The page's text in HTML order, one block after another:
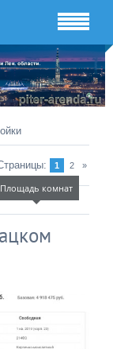
: 1 2 »
Площадь комнат